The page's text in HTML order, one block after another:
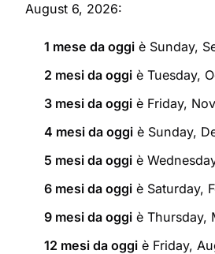
August 6, 2026:
1 mese da oggi è Sunday,
2 mesi da oggi è Tuesday,
3 mesi da oggi è Friday,
4 mesi da oggi è Sunday,
5 mesi da oggi è
6 mesi da oggi è Saturday,
9 mesi da oggi è Thursday,
12 mesi da oggi è Friday,